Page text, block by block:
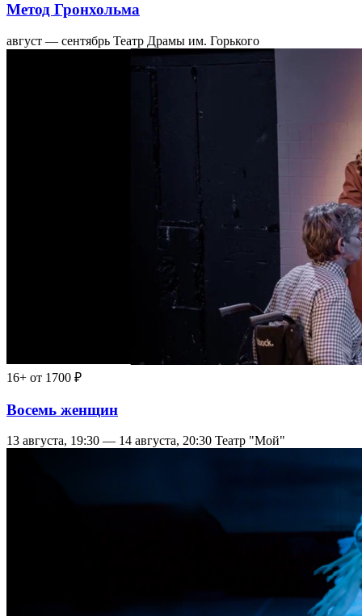
Метод Гронхольма
август — сентябрь Театр Драмы им. Горького
16+ от 1700 ₽
Восемь женщин
13 августа, 19:30 — 14 августа, 20:30 Театр "Мой"